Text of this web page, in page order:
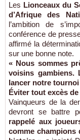
Les Lionceaux du
d’Afrique des
l’ambition de
conférence de
affirmé la
sur une bonne note.
« Nous sommes
voisins gambiens.
lancer notre tournoi
Éviter tout excès
Vainqueurs de la
devront se battre
rappelé aux
comme champions